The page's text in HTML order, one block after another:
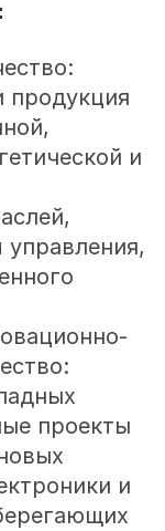
продукция
и
проекты
и